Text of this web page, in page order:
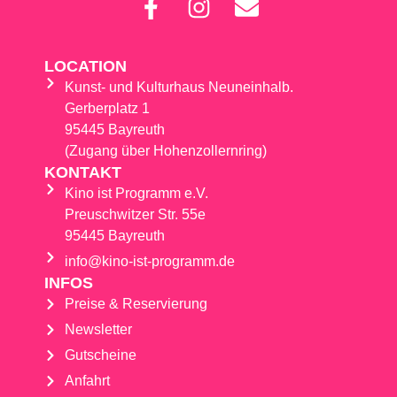
LOCATION
Kunst- und Kulturhaus Neuneinhalb.
Gerberplatz 1
95445 Bayreuth
(Zugang über Hohenzollernring)
KONTAKT
Kino ist Programm e.V.
Preuschwitzer Str. 55e
95445 Bayreuth
info@kino-ist-programm.de
INFOS
Preise & Reservierung
Newsletter
Gutscheine
Anfahrt